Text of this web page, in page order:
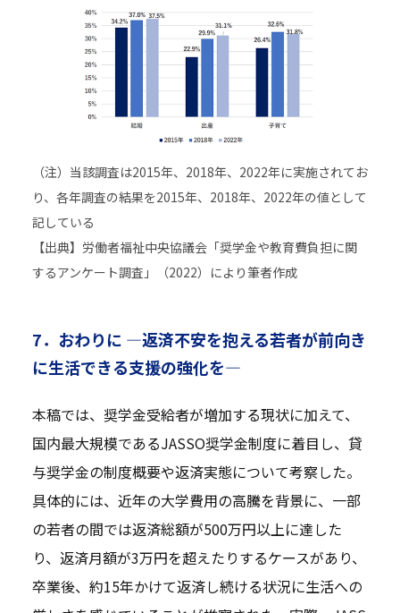
（注）当該調査は2015年、2018年、2022年に実施されてお
り、各年調査の結果を2015年、2018年、2022年の値として
記している
【出典】労働者福祉中央協議会「奨学金や教育費負担に関
するアンケート調査」（2022）により筆者作成
7．おわりに —返済不安を抱える若者が前向き
に生活できる支援の強化を—
本稿では、奨学金受給者が増加する現状に加えて、
国内最大規模であるJASSO奨学金制度に着目し、貸
与奨学金の制度概要や返済実態について考察した。
具体的には、近年の大学費用の高騰を背景に、一部
の若者の間では返済総額が500万円以上に達した
り、返済月額が3万円を超えたりするケースがあり、
卒業後、約15年かけて返済し続ける状況に生活への